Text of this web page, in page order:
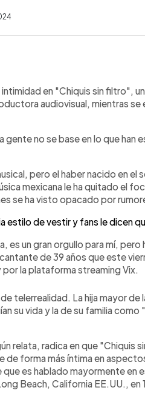
en "Chiquis sin filtro",
audiovisual, mientras se
no se base en lo que han
pero el haber nacido en el
mexicana le ha quitado el
se ha visto opacado por
estilo de vestir y fans le dicen
es un gran orgullo para mí,
de 39 años que este
la plataforma streaming Vix.
telerrealidad. La hija mayor de
su vida y la de su familia como
relata, radica en que "Chiquis
de forma más íntima en
es hablado mayormente en
Beach, California EE.UU., en